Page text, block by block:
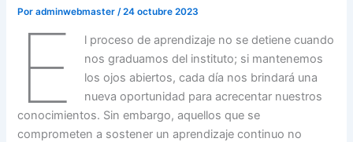
Poradminwebmaster/24 octubre 2023
E
l proceso de aprendizaje no se detiene cuando
nos graduamos del instituto; si mantenemos
los ojos abiertos, cada día nos brindará una
nueva oportunidad para acrecentar nuestros
conocimientos. Sin embargo, aquellos que se
comprometen a sostener un aprendizaje continuo no